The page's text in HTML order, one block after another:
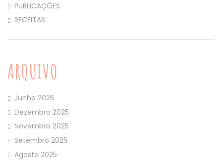
PUBLICAÇÕES
RECEITAS
ARQUIVO
Junho 2026
Dezembro 2025
Novembro 2025
Setembro 2025
Agosto 2025